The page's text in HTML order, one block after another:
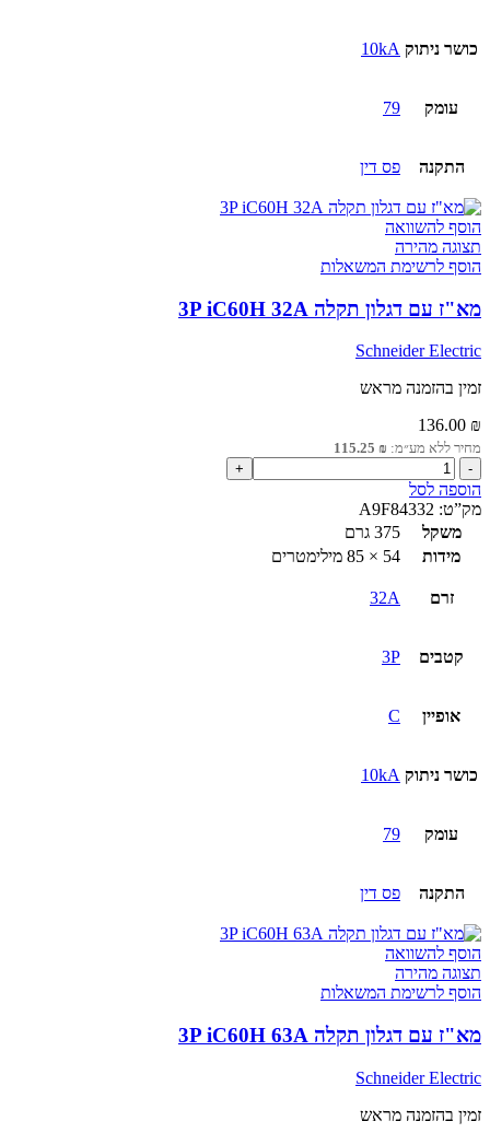
כושר ניתוק 10kA
עומק 79
התקנה פס דין
הוסף להשוואה
תצוגה מהירה
הוסף לרשימת המשאלות
מא"ז עם דגלון תקלה 3P iC60H 32A
Schneider Electric
זמין בהזמנה מראש
136.00 ₪
מחיר ללא מע״מ: 115.25 ₪
כמות
של
מא"ז
עם
דגלון
תקלה
iC60H
הוספה לסל
מק”ט: A9F84332
משקל
375 גרם
מידות
54 × 85 מילימטרים
זרם 32A
קטבים 3P
אופיין C
כושר ניתוק 10kA
עומק 79
התקנה פס דין
הוסף להשוואה
תצוגה מהירה
הוסף לרשימת המשאלות
מא"ז עם דגלון תקלה 3P iC60H 63A
Schneider Electric
זמין בהזמנה מראש